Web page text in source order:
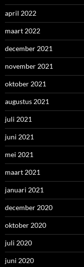
april 2022
maart 2022
december 2021
november 2021
oktober 2021
augustus 2021
juli 2021
juni 2021
mei 2021
maart 2021
januari 2021
december 2020
oktober 2020
juli 2020
juni 2020